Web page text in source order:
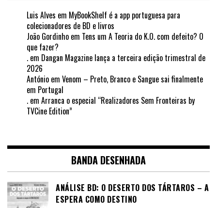
Luis Alves em MyBookShelf é a app portuguesa para
colecionadores de BD e livros
João Gordinho em Tens um A Teoria do K.O. com defeito? O
que fazer?
. em Dangan Magazine lança a terceira edição trimestral de
2026
António em Venom – Preto, Branco e Sangue sai finalmente
em Portugal
. em Arranca o especial “Realizadores Sem Fronteiras by
TVCine Edition”
BANDA DESENHADA
ANÁLISE BD: O DESERTO DOS TÁRTAROS – A
ESPERA COMO DESTINO